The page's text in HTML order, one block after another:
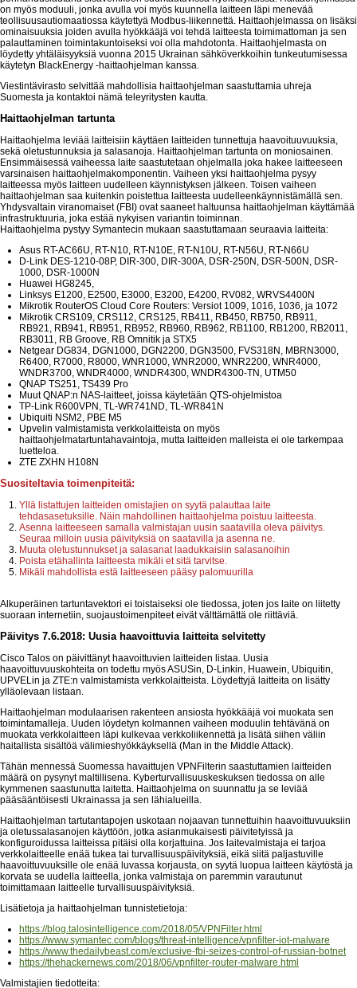
on myös moduuli, jonka avulla voi myös kuunnella laitteen läpi menevää
teollisuusautiomaatiossa käytettyä Modbus-liikennettä. Haittaohjelmassa on lisäksi
ominaisuuksia joiden avulla hyökkääjä voi tehdä laitteesta toimimattoman ja sen
palauttaminen toimintakuntoiseksi voi olla mahdotonta. Haittaohjelmasta on
löydetty yhtäläisyyksiä vuonna 2015 Ukrainan sähköverkkoihin tunkeutumisessa
käytetyn BlackEnergy -haittaohjelman kanssa.
Viestintävirasto selvittää mahdollisia haittaohjelman saastuttamia uhreja
Suomesta ja kontaktoi nämä teleyritysten kautta.
Haittaohjelman tartunta
Haittaohjelma leviää laitteisiin käyttäen laitteiden tunnettuja haavoituuvuuksia,
sekä oletustunnuksia ja salasanoja. Haittaohjelman tartunta on moniosainen.
Ensimmäisessä vaiheessa laite saastutetaan ohjelmalla joka hakee laitteeseen
varsinaisen haittaohjelmakomponentin. Vaiheen yksi haittaohjelma pysyy
laitteessa myös laitteen uudelleen käynnistyksen jälkeen. Toisen vaiheen
haittaohjelman saa kuitenkin poistettua laitteesta uudelleenkäynnistämällä sen.
Yhdysvaltain viranomaiset (FBI) ovat saaneet haltuunsa haittaohjelman käyttämää
infrastruktuuria, joka estää nykyisen variantin toiminnan.
Haittaohjelma pystyy Symantecin mukaan saastuttamaan seuraavia laitteita:
Asus RT-AC66U, RT-N10, RT-N10E, RT-N10U, RT-N56U, RT-N66U
D-Link DES-1210-08P, DIR-300, DIR-300A, DSR-250N, DSR-500N, DSR-
1000, DSR-1000N
Huawei HG8245,
Linksys E1200, E2500, E3000, E3200, E4200, RV082, WRVS4400N
Mikrotik RouterOS Cloud Core Routers: Versiot 1009, 1016, 1036, ja 1072
Mikrotik CRS109, CRS112, CRS125, RB411, RB450, RB750, RB911,
RB921, RB941, RB951, RB952, RB960, RB962, RB1100, RB1200, RB2011,
RB3011, RB Groove, RB Omnitik ja STX5
Netgear DG834, DGN1000, DGN2200, DGN3500, FVS318N, MBRN3000,
R6400, R7000, R8000, WNR1000, WNR2000, WNR2200, WNR4000,
WNDR3700, WNDR4000, WNDR4300, WNDR4300-TN, UTM50
QNAP TS251, TS439 Pro
Muut QNAP:n NAS-laitteet, joissa käytetään QTS-ohjelmistoa
TP-Link R600VPN, TL-WR741ND, TL-WR841N
Ubiquiti NSM2, PBE M5
Upvelin valmistamista verkkolaitteista on myös
haittaohjelmatartuntahavaintoja, mutta laitteiden malleista ei ole tarkempaa
luetteloa.
ZTE ZXHN H108N
Suositeltavia toimenpiteitä:
Yllä listattujen laitteiden omistajien on syytä palauttaa laite
tehdasasetuksille. Näin mahdollinen haittaohjelma poistuu laitteesta.
Asenna laitteeseen samalla valmistajan uusin saatavilla oleva päivitys.
Seuraa milloin uusia päivityksiä on saatavilla ja asenna ne.
Muuta oletustunnukset ja salasanat laadukkaisiin salasanoihin
Poista etähallinta laitteesta mikäli et sitä tarvitse.
Mikäli mahdollista estä laitteeseen pääsy palomuurilla
Alkuperäinen tartuntavektori ei toistaiseksi ole tiedossa, joten jos laite on liitetty
suoraan internetiin, suojaustoimenpiteet eivät välttämättä ole riittäviä.
Päivitys 7.6.2018: Uusia haavoittuvia laitteita selvitetty
Cisco Talos on päivittänyt haavoittuvien laitteiden listaa. Uusia
haavoittuvuuskohteita on todettu myös ASUSin, D-Linkin, Huawein, Ubiquitin,
UPVELin ja ZTE:n valmistamista verkkolaitteista. Löydettyjä laitteita on lisätty
ylläolevaan listaan.
Haittaohjelman modulaarisen rakenteen ansiosta hyökkääjä voi muokata sen
toimintamalleja. Uuden löydetyn kolmannen vaiheen moduulin tehtävänä on
muokata verkkolaitteen läpi kulkevaa verkkoliikennettä ja lisätä siihen väliin
haitallista sisältöä välimieshyökkäyksellä (Man in the Middle Attack).
Tähän mennessä Suomessa havaittujen VPNFilterin saastuttamien laitteiden
määrä on pysynyt maltillisena. Kyberturvallisuuskeskuksen tiedossa on alle
kymmenen saastunutta laitetta. Haittaohjelma on suunnattu ja se leviää
pääsääntöisesti Ukrainassa ja sen lähialueilla.
Haittaohjelman tartutantapojen uskotaan nojaavan tunnettuihin haavoittuvuuksiin
ja oletussalasanojen käyttöön, jotka asianmukaisesti päivitetyissä ja
konfiguroidussa laitteissa pitäisi olla korjattuina. Jos laitevalmistaja ei tarjoa
verkkolaitteelle enää tukea tai turvallisuuspäivityksiä, eikä siitä paljastuville
haavoittuvuuksille ole enää luvassa korjausta, on syytä luopua laitteen käytöstä ja
korvata se uudella laitteella, jonka valmistaja on paremmin varautunut
toimittamaan laitteelle turvallisuuspäivityksiä.
Lisätietoja ja haittaohjelman tunnistetietoja:
https://blog.talosintelligence.com/2018/05/VPNFilter.html
https://www.symantec.com/blogs/threat-intelligence/vpnfilter-iot-malware
https://www.thedailybeast.com/exclusive-fbi-seizes-control-of-russian-botnet
https://thehackernews.com/2018/06/vpnfilter-router-malware.html
Valmistajien tiedotteita: